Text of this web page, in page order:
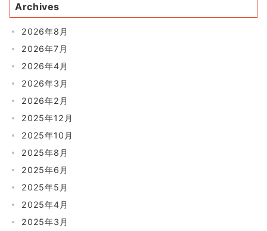
Archives
2026年8月
2026年7月
2026年4月
2026年3月
2026年2月
2025年12月
2025年10月
2025年8月
2025年6月
2025年5月
2025年4月
2025年3月